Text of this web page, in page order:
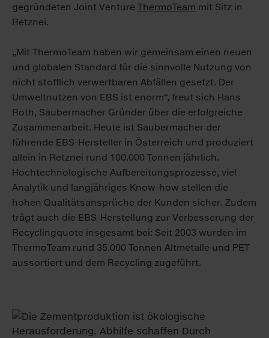
gegründeten Joint Venture ThermoTeam mit Sitz in
Retznei.
„Mit ThermoTeam haben wir gemeinsam einen neuen
und globalen Standard für die sinnvolle Nutzung von
nicht stofflich verwertbaren Abfällen gesetzt. Der
Umweltnutzen von EBS ist enorm“, freut sich Hans
Roth, Saubermacher Gründer über die erfolgreiche
Zusammenarbeit. Heute ist Saubermacher der
führende EBS-Hersteller in Österreich und produziert
allein in Retznei rund 100.000 Tonnen jährlich.
Hochtechnologische Aufbereitungsprozesse, viel
Analytik und langjähriges Know-how stellen die
hohen Qualitätsansprüche der Kunden sicher. Zudem
trägt auch die EBS-Herstellung zur Verbesserung der
Recyclingquote insgesamt bei: Seit 2003 wurden im
ThermoTeam rund 35.000 Tonnen Altmetalle und PET
aussortiert und dem Recycling zugeführt.